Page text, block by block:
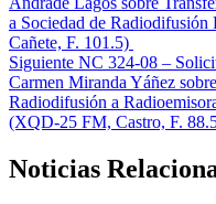
a Sociedad de
Cañete, F. 101.5)
Siguiente NC 324-08 –
Carmen Miranda Yáñez
Radiodifusión a
(XQD-25 FM, Castro, F.
Noticias